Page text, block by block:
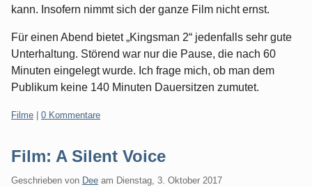
kann. Insofern nimmt sich der ganze Film nicht ernst.
Für einen Abend bietet „Kingsman 2“ jedenfalls sehr gute
Unterhaltung. Störend war nur die Pause, die nach 60
Minuten eingelegt wurde. Ich frage mich, ob man dem
Publikum keine 140 Minuten Dauersitzen zumutet.
Kategorien:
Filme 0 Kommentare
Film: A Silent Voice
Geschrieben von Dee am Dienstag, 3. Oktober 2017